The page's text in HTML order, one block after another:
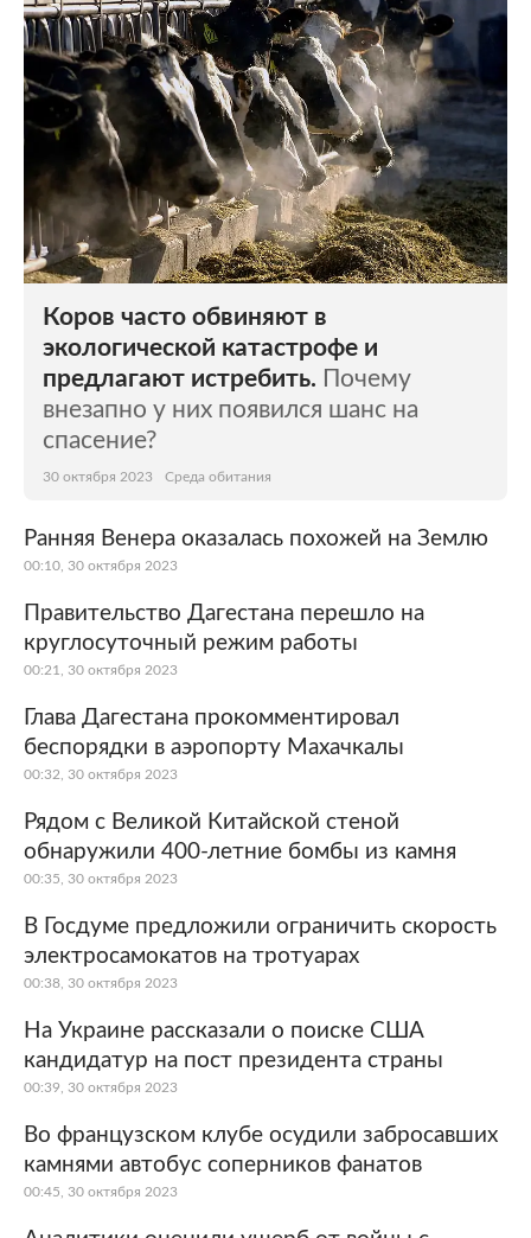
Коров часто обвиняют в
экологической катастрофе и
предлагают истребить. Почему
внезапно у них появился шанс на
спасение?
30 октября 2023 Среда обитания
Ранняя Венера оказалась похожей на Землю
00:10, 30 октября 2023
Правительство Дагестана перешло на
круглосуточный режим работы
00:21, 30 октября 2023
Глава Дагестана прокомментировал
беспорядки в аэропорту Махачкалы
00:32, 30 октября 2023
Рядом с Великой Китайской стеной
обнаружили 400-летние бомбы из камня
00:35, 30 октября 2023
В Госдуме предложили ограничить скорость
электросамокатов на тротуарах
00:38, 30 октября 2023
На Украине рассказали о поиске США
кандидатур на пост президента страны
00:39, 30 октября 2023
Во французском клубе осудили забросавших
камнями автобус соперников фанатов
00:45, 30 октября 2023